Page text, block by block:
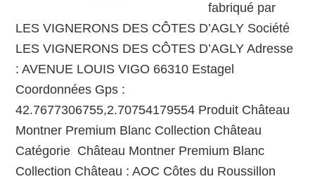
fabriqué par
LES VIGNERONS DES CÔTES D’AGLY Société
LES VIGNERONS DES CÔTES D’AGLY Adresse
: AVENUE LOUIS VIGO 66310 Estagel
Coordonnées Gps :
42.7677306755,2.70754179554 Produit Château
Montner Premium Blanc Collection Château
Catégorie Château Montner Premium Blanc
Collection Château : AOC Côtes du Roussillon